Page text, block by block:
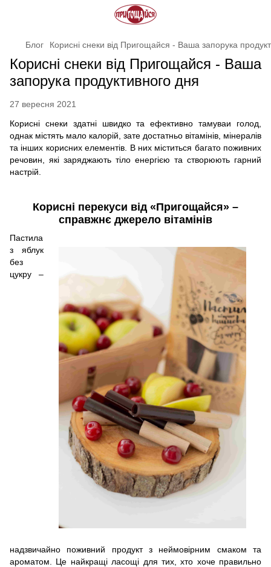
Блог Корисні снеки від Пригощайся - Ваша запорука
Корисні снеки від Пригощайся - Ваша
запорука продуктивного дня
27 вересня 2021
Корисні снеки здатні швидко та ефективно тамуваи голод,
однак містять мало калорій, зате достатньо вітамінів, мінералів
та інших корисних елементів. В них міститься багато поживних
речовин, які заряджають тіло енергією та створюють гарний
настрій.
Корисні перекуси від «Пригощайся» –
справжнє джерело вітамінів
Пастила
з яблук
без
цукру –
надзвичайно поживний продукт з неймовірним смаком та
ароматом. Це найкращі ласощі для тих, хто хоче правильно